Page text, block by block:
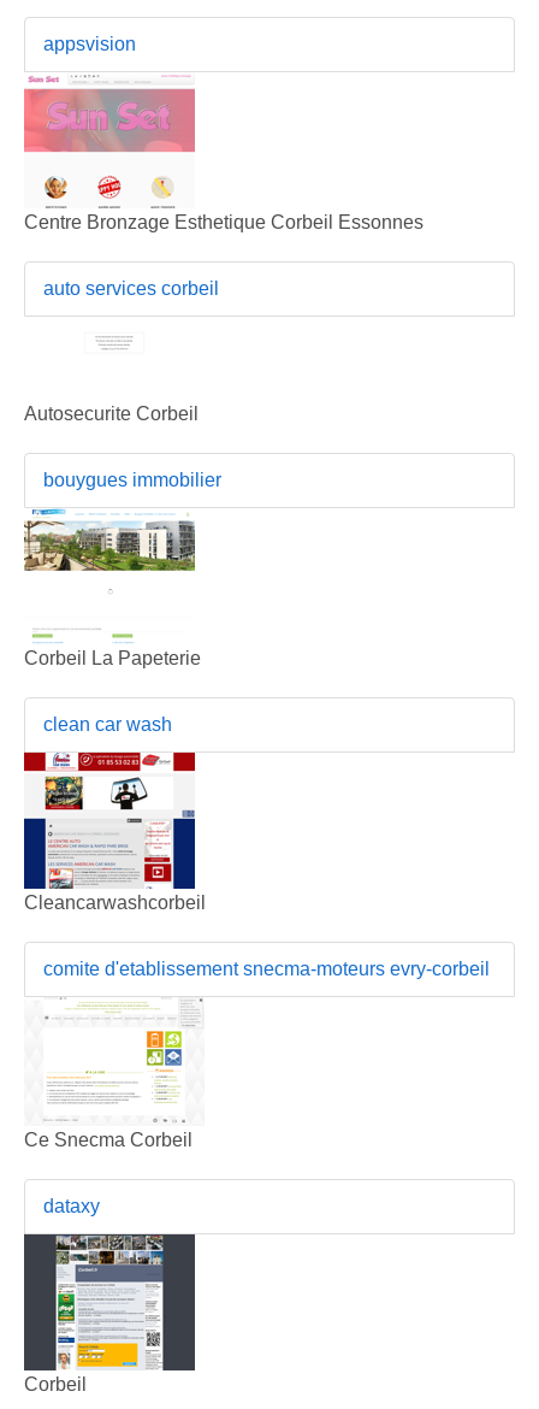
appsvision
Centre Bronzage Esthetique Corbeil Essonnes
auto services corbeil
Autosecurite Corbeil
bouygues immobilier
Corbeil La Papeterie
clean car wash
Cleancarwashcorbeil
comite d'etablissement snecma-moteurs evry-corbeil
Ce Snecma Corbeil
dataxy
Corbeil